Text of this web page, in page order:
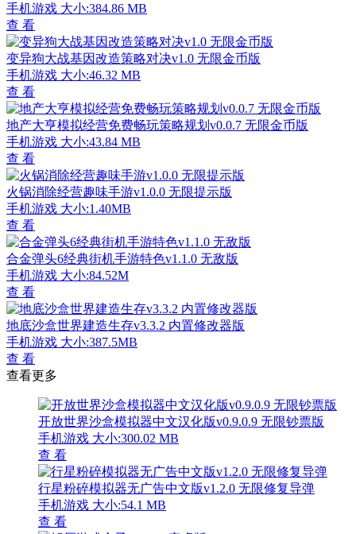
手机游戏 大小:384.86 MB
查 看
变异狗大战基因改造策略对决v1.0 无限金币版
手机游戏 大小:46.32 MB
查 看
地产大亨模拟经营免费畅玩策略规划v0.0.7 无限金币版
手机游戏 大小:43.84 MB
查 看
火锅消除经营趣味手游v1.0.0 无限提示版
手机游戏 大小:1.40MB
查 看
合金弹头6经典街机手游特色v1.1.0 无敌版
手机游戏 大小:84.52M
查 看
地底沙盒世界建造生存v3.3.2 内置修改器版
手机游戏 大小:387.5MB
查 看
查看更多
开放世界沙盒模拟器中文汉化版v0.9.0.9 无限钞票版
手机游戏 大小:300.02 MB
查 看
行星粉碎模拟器无广告中文版v1.2.0 无限修复导弹
手机游戏 大小:54.1 MB
查 看